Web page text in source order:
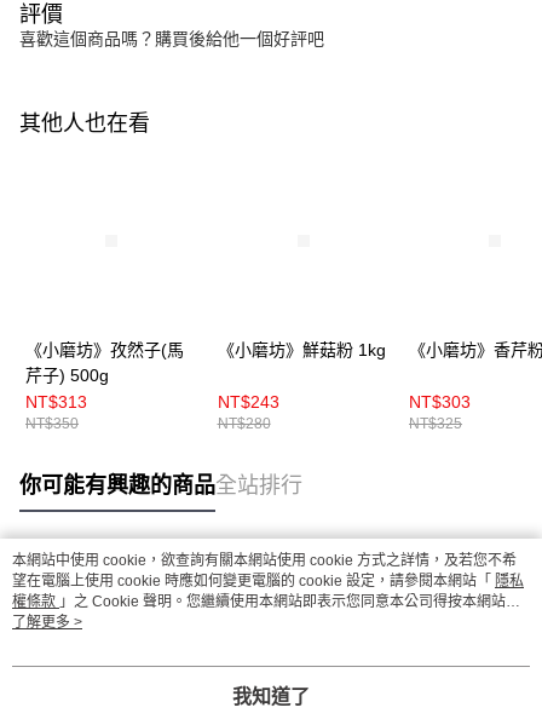
評價
喜歡這個商品嗎？購買後給他一個好評吧
其他人也在看
《小磨坊》孜然子(馬
芹子) 500g
NT$313
NT$350
《小磨坊》鮮菇粉 1kg
NT$243
NT$280
《小磨坊》香芹
NT$303
NT$325
你可能有興趣的商品全站排行
熱門標籤
本網站中使用 cookie，欲查詢有關本網站使用 cookie 方式之詳情，及若您不希
望在電腦上使用 cookie 時應如何變更電腦的 cookie 設定，請參閱本網站「 隱私
權條款 」之 Cookie 聲明。您繼續使用本網站即表示您同意本公司得按本網站使
用條款之 Cookie 聲明使用 cookie。
了解更多 >
我知道了